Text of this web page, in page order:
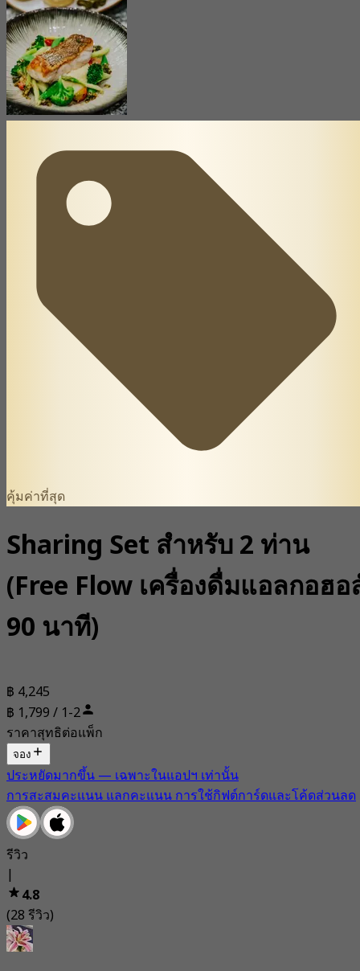
คุ้มค่าที่สุด
Sharing Set สำหรับ 2 ท่าน
(Free Flow เครื่องดื่มแอลกอฮอ
90 นาที)
฿ 4,245
฿ 1,799 / 1-2
ราคาสุทธิต่อแพ็ก
จอง
ประหยัดมากขึ้น — เฉพาะในแอปฯ เท่านั้น
การสะสมคะแนน แลกคะแนน การใช้กิฟต์การ์ดและโค้ดส่วนลด
รีวิว
|
4.8
(28 รีวิว)